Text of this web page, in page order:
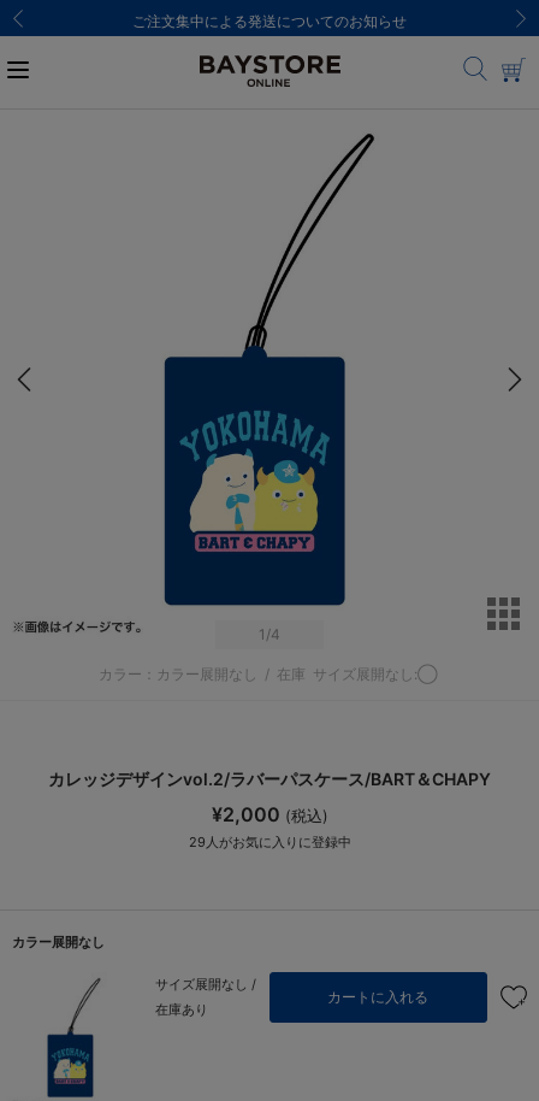
ご注文集中による発送についてのお知らせ
1 /4
カラー：カラー展開なし / 在庫 サイズ展開なし:◯
カレッジデザインvol.2/ラバーパスケース/BART＆CHAPY
¥2,000 (税込)
29 人がお気に入りに登録中
カラー展開なし
サイズ展開なし /
在庫あり
カートに入れる